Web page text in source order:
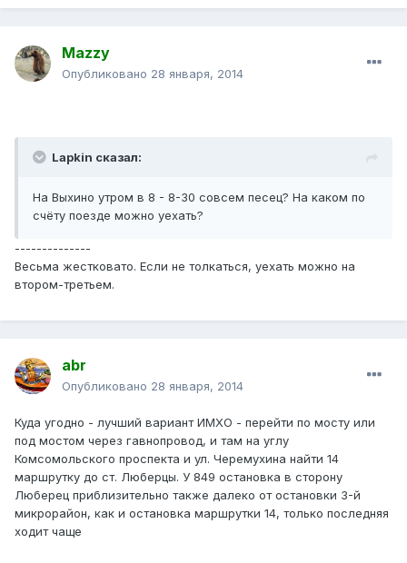
Mazzy
Опубликовано 28 января, 2014
Lapkin сказал:
На Выхино утром в 8 - 8-30 совсем песец? На каком по
счёту поезде можно уехать?
--------------
Весьма жестковато. Если не толкаться, уехать можно на
втором-третьем.
abr
Опубликовано 28 января, 2014
Куда угодно - лучший вариант ИМХО - перейти по мосту или
под мостом через гавнопровод, и там на углу
Комсомольского проспекта и ул. Черемухина найти 14
маршрутку до ст. Люберцы. У 849 остановка в сторону
Люберец приблизительно также далеко от остановки 3-й
микрорайон, как и остановка маршрутки 14, только последняя
ходит чаще